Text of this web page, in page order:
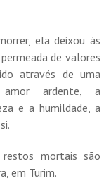
ela deixou às
de valores
através de uma
ardente, a
e a humildade, a
mortais são
em Turim.